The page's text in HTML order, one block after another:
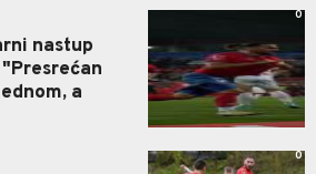
nastup
a
0
0